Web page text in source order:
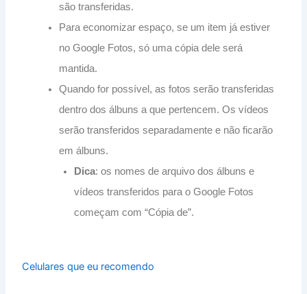
são transferidas.
Para economizar espaço, se um item já estiver
no Google Fotos, só uma cópia dele será
mantida.
Quando for possível, as fotos serão transferidas
dentro dos álbuns a que pertencem. Os vídeos
serão transferidos separadamente e não ficarão
em álbuns.
Dica: os nomes de arquivo dos álbuns e
vídeos transferidos para o Google Fotos
começam com “Cópia de”.
Celulares que eu recomendo